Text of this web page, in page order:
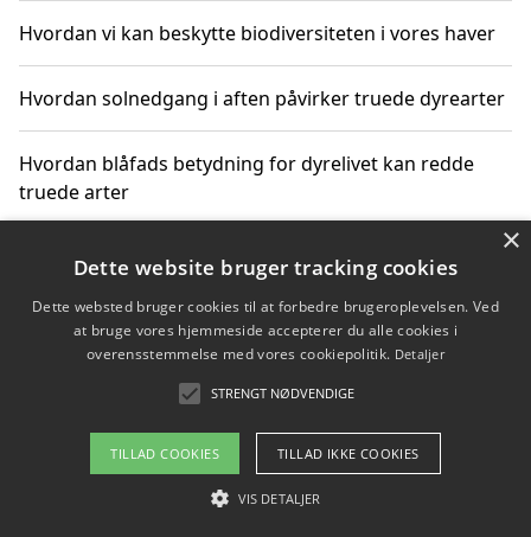
Hvordan vi kan beskytte biodiversiteten i vores haver
Hvordan solnedgang i aften påvirker truede dyrearter
Hvordan blåfads betydning for dyrelivet kan redde
truede arter
Hvordan kan gaver til unge voksne støtte bevarelsen
Copyright 2026 - Pilanto Aps
Om / kontakt
Blog Betingelser
×
Dette website bruger tracking cookies
Dette websted bruger cookies til at forbedre brugeroplevelsen. Ved
at bruge vores hjemmeside accepterer du alle cookies i
overensstemmelse med vores cookiepolitik. Detaljer
STRENGT NØDVENDIGE
TILLAD COOKIES TILLAD IKKE COOKIES
VIS DETALJER